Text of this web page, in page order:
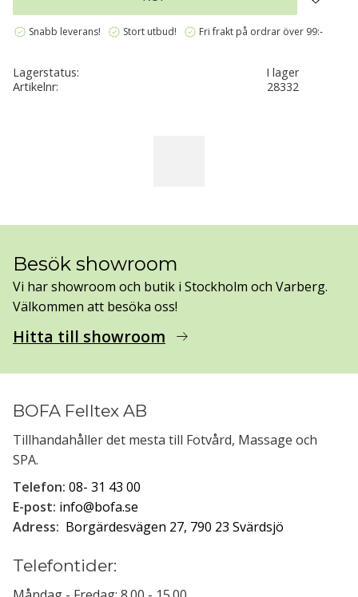
verified Snabb leverans! verified Stort utbud! verified Fri frakt på ordrar över 99:-
Lagerstatus
I lager
Artikelnr
28332
Besök showroom
Vi har showroom och butik i Stockholm och Varberg.
Välkommen att besöka oss!
Hitta till showroom arrow_right_alt
BOFA Felltex AB
Tillhandahåller det mesta till Fotvård, Massage och
SPA.
Telefon: 08- 31 43 00
E-post: info@bofa.se
Adress: Borgärdesvägen 27, 790 23 Svärdsjö
Telefontider: